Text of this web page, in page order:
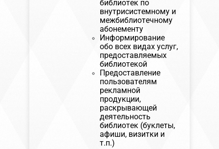
библиотек по
внутрисистемному и
межбиблиотечному
абонементу
Информирование
обо всех видах услуг,
предоставляемых
библиотекой
Предоставление
пользователям
рекламной
продукции,
раскрывающей
деятельность
библиотек (буклеты,
афиши, визитки и
т.п.)